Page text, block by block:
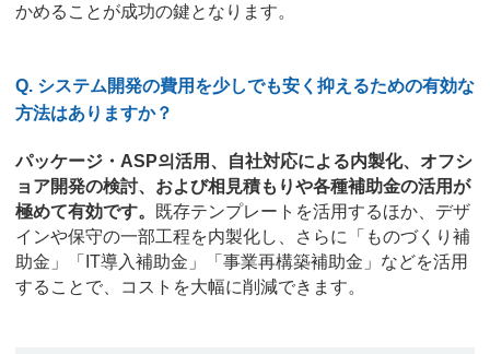
かめることが成功の鍵となります。
Q. システム開発の費用を少しでも安く抑えるための有効な
方法はありますか？
パッケージ・ASP의活用、自社対応による内製化、オフシ
ョア開発の検討、および相見積もりや各種補助金の活用が
極めて有効です。
既存テンプレートを活用するほか、デザ
インや保守の一部工程を内製化し、さらに「ものづくり補
助金」「IT導入補助金」「事業再構築補助金」などを活用
することで、コストを大幅に削減できます。